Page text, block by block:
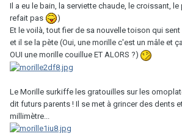
Il a eu le bain, la serviette chaude, le croissant,
refait pas
)
Et le voilà, tout fier de sa nouvelle toison qui
et il se la pète (Oui, une morille c'est un mâle et
OUI une morille couillue ET ALORS ?)
Le Morille surkiffe les gratouilles sur les
dit futurs parents ! Il se met à grincer des dents
millimètre...